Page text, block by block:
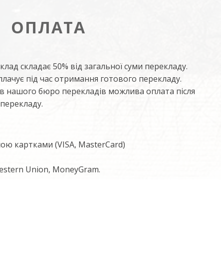
ОПЛАТА
складає 50% від загальної суми перекладу.
під час отримання готового перекладу.
нашого бюро перекладів можлива оплата після
картками (VISA, MasterCard)
Union, MoneyGram.